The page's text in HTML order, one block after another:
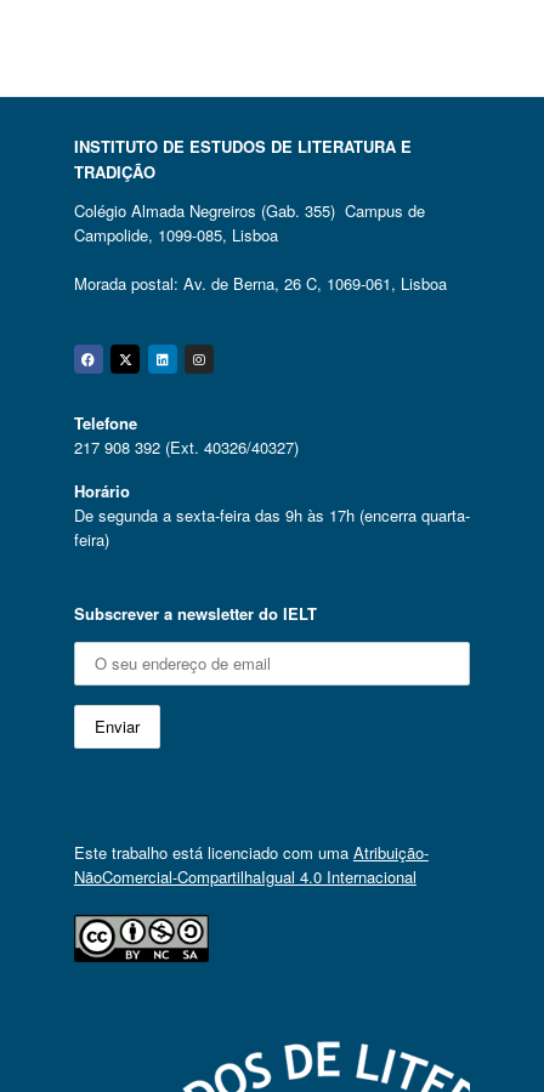
INSTITUTO DE ESTUDOS DE LITERATURA E
TRADIÇÃO
Colégio Almada Negreiros (Gab. 355) Campus de
Campolide, 1099-085, Lisboa
Morada postal: Av. de Berna, 26 C, 1069-061, Lisboa
Facebook
Twitter
Linkedin
Instagram
Telefone
217 908 392 (Ext. 40326/40327)
Horário
De segunda a sexta-feira das 9h às 17h (encerra quarta-
feira)
Subscrever a newsletter do IELT
Este trabalho está licenciado com uma Atribuição-
NãoComercial-CompartilhaIgual 4.0 Internacional